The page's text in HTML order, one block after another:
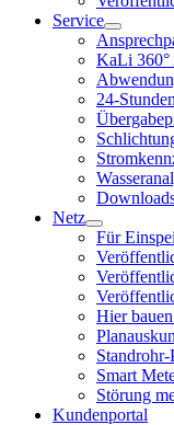
Service
KaLi 360°
24-
Netz
Für
Hier
Standrohr-
Smart
Störung
Kundenportal